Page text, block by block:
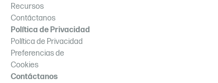
Recursos
Contáctanos
Política de Privacidad
Política de Privacidad
Preferencias de
Cookies
Contáctanos